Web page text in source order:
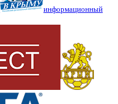
информационный